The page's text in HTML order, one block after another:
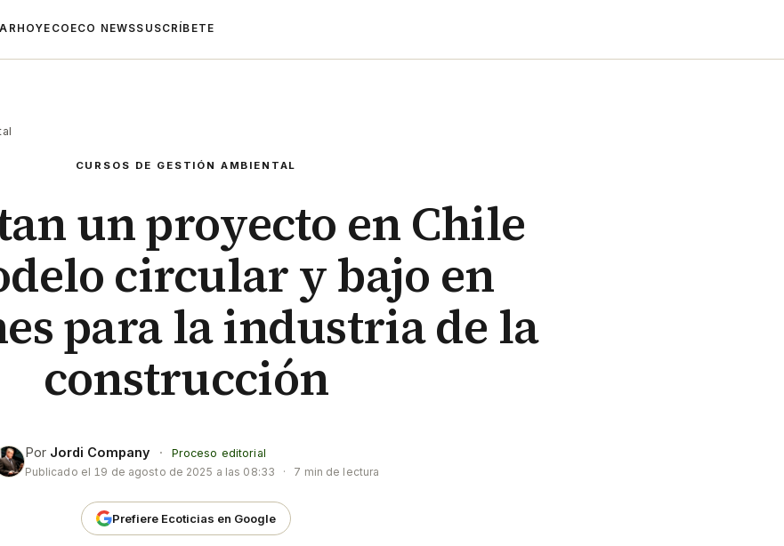
HOYECO ECO NEWSSUSCRÍBETE
CURSOS DE GESTIÓN AMBIENTAL
un proyecto en Chile
circular y bajo en
para la industria de la
construcción
Por Jordi Company ·
Proceso editorial
Publicado el 19 de agosto de 2025 a las 08:33 · 7 min de lectura
Prefiere Ecoticias en Google